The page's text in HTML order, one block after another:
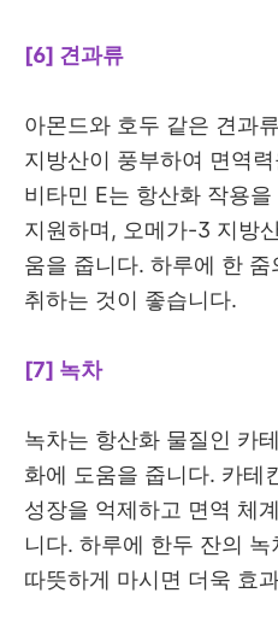
[6] 견과류
아몬드와 호두 같은 견과
지방산이 풍부하여 면역
비타민 E는 항산화 작용
지원하며, 오메가-3 지방
움을 줍니다. 하루에 한
취하는 것이 좋습니다.
[7] 녹차
녹차는 항산화 물질인 카
화에 도움을 줍니다. 카테
성장을 억제하고 면역 체
니다. 하루에 한두 잔의
따뜻하게 마시면 더욱 효